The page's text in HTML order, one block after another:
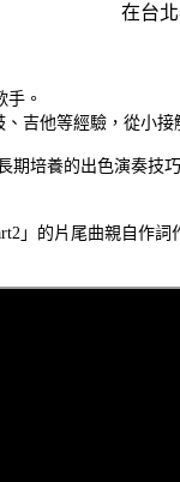
在台
。
吉他等經驗，從小
培養的出色演奏
」的片尾曲親自作